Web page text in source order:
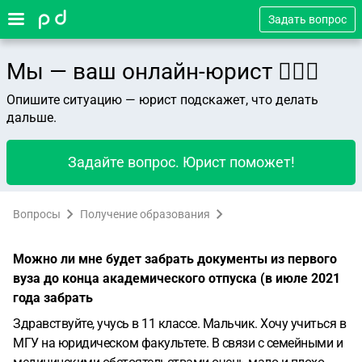
Задать вопрос
Мы — ваш онлайн-юрист 👨🏻‍⚖️
Опишите ситуацию — юрист подскажет, что делать
дальше.
Задайте вопрос. Юрист поможет!
Вопросы Получение образования
Можно ли мне будет забрать документы из первого
вуза до конца академического отпуска (в июле 2021
года забрать
Здравствуйте, учусь в 11 классе. Мальчик. Хочу учиться в
МГУ на юридическом факультете. В связи с семейными и